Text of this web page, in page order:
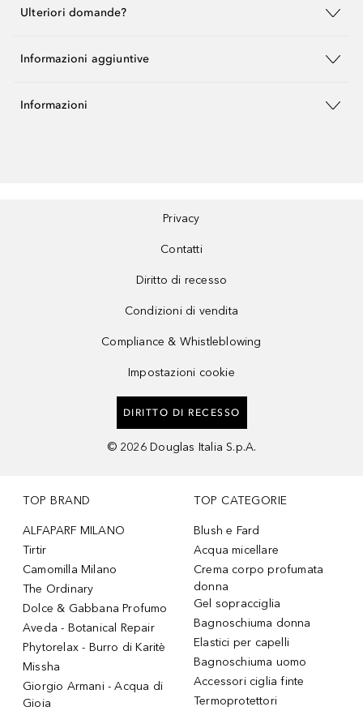
Ulteriori domande?
Informazioni aggiuntive
Informazioni
Privacy
Contatti
Diritto di recesso
Condizioni di vendita
Compliance & Whistleblowing
Impostazioni cookie
DIRITTO DI RECESSO
© 2026 Douglas Italia S.p.A.
TOP BRAND
ALFAPARF MILANO
Tirtir
Camomilla Milano
The Ordinary
Dolce & Gabbana Profumo
Aveda - Botanical Repair
Phytorelax - Burro di Karitè
Missha
Giorgio Armani - Acqua di
Gioia
TOP CATEGORIE
Blush e Fard
Acqua micellare
Crema corpo profumata
donna
Gel sopracciglia
Bagnoschiuma donna
Elastici per capelli
Bagnoschiuma uomo
Accessori ciglia finte
Termoprotettori